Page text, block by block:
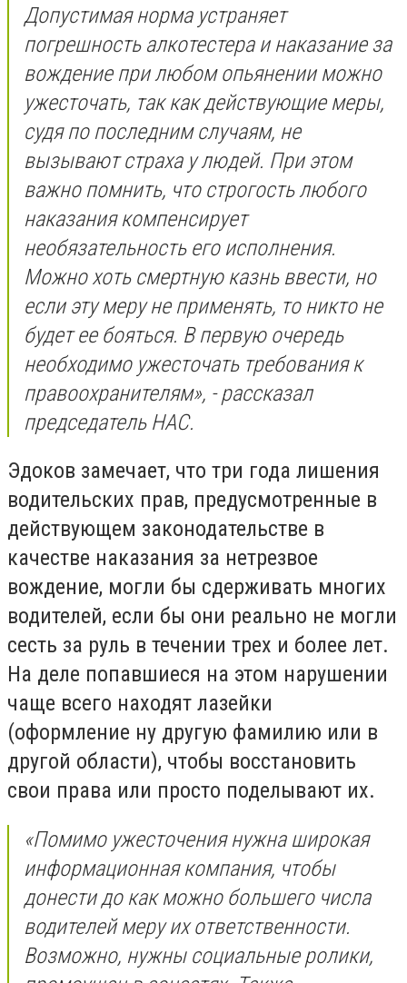
Допустимая норма устраняет
погрешность алкотестера и наказание за
вождение при любом опьянении можно
ужесточать, так как действующие меры,
судя по последним случаям, не
вызывают страха у людей. При этом
важно помнить, что строгость любого
наказания компенсирует
необязательность его исполнения.
Можно хоть смертную казнь ввести, но
если эту меру не применять, то никто не
будет ее бояться. В первую очередь
необходимо ужесточать требования к
правоохранителям», - рассказал
председатель НАС.
Эдоков замечает, что три года лишения
водительских прав, предусмотренные в
действующем законодательстве в
качестве наказания за нетрезвое
вождение, могли бы сдерживать многих
водителей, если бы они реально не могли
сесть за руль в течении трех и более лет.
На деле попавшиеся на этом нарушении
чаще всего находят лазейки
(оформление ну другую фамилию или в
другой области), чтобы восстановить
свои права или просто поделывают их.
«Помимо ужесточения нужна широкая
информационная компания, чтобы
донести до как можно большего числа
водителей меру их ответственности.
Возможно, нужны социальные ролики,